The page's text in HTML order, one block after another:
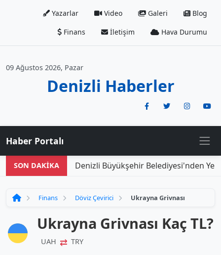
Yazarlar Video Galeri
Blog
Finans
İletişim Hava Durumu
09 Ağustos 2026, Pazar
Denizli Haberler
Haber Portalı
SON DAKİKA Denizli Büyükşehir Belediyesi'nden
Finans Döviz Çevirici Ukrayna Grivnası
Ukrayna Grivnası Kaç TL?
UAH ⇄ TRY